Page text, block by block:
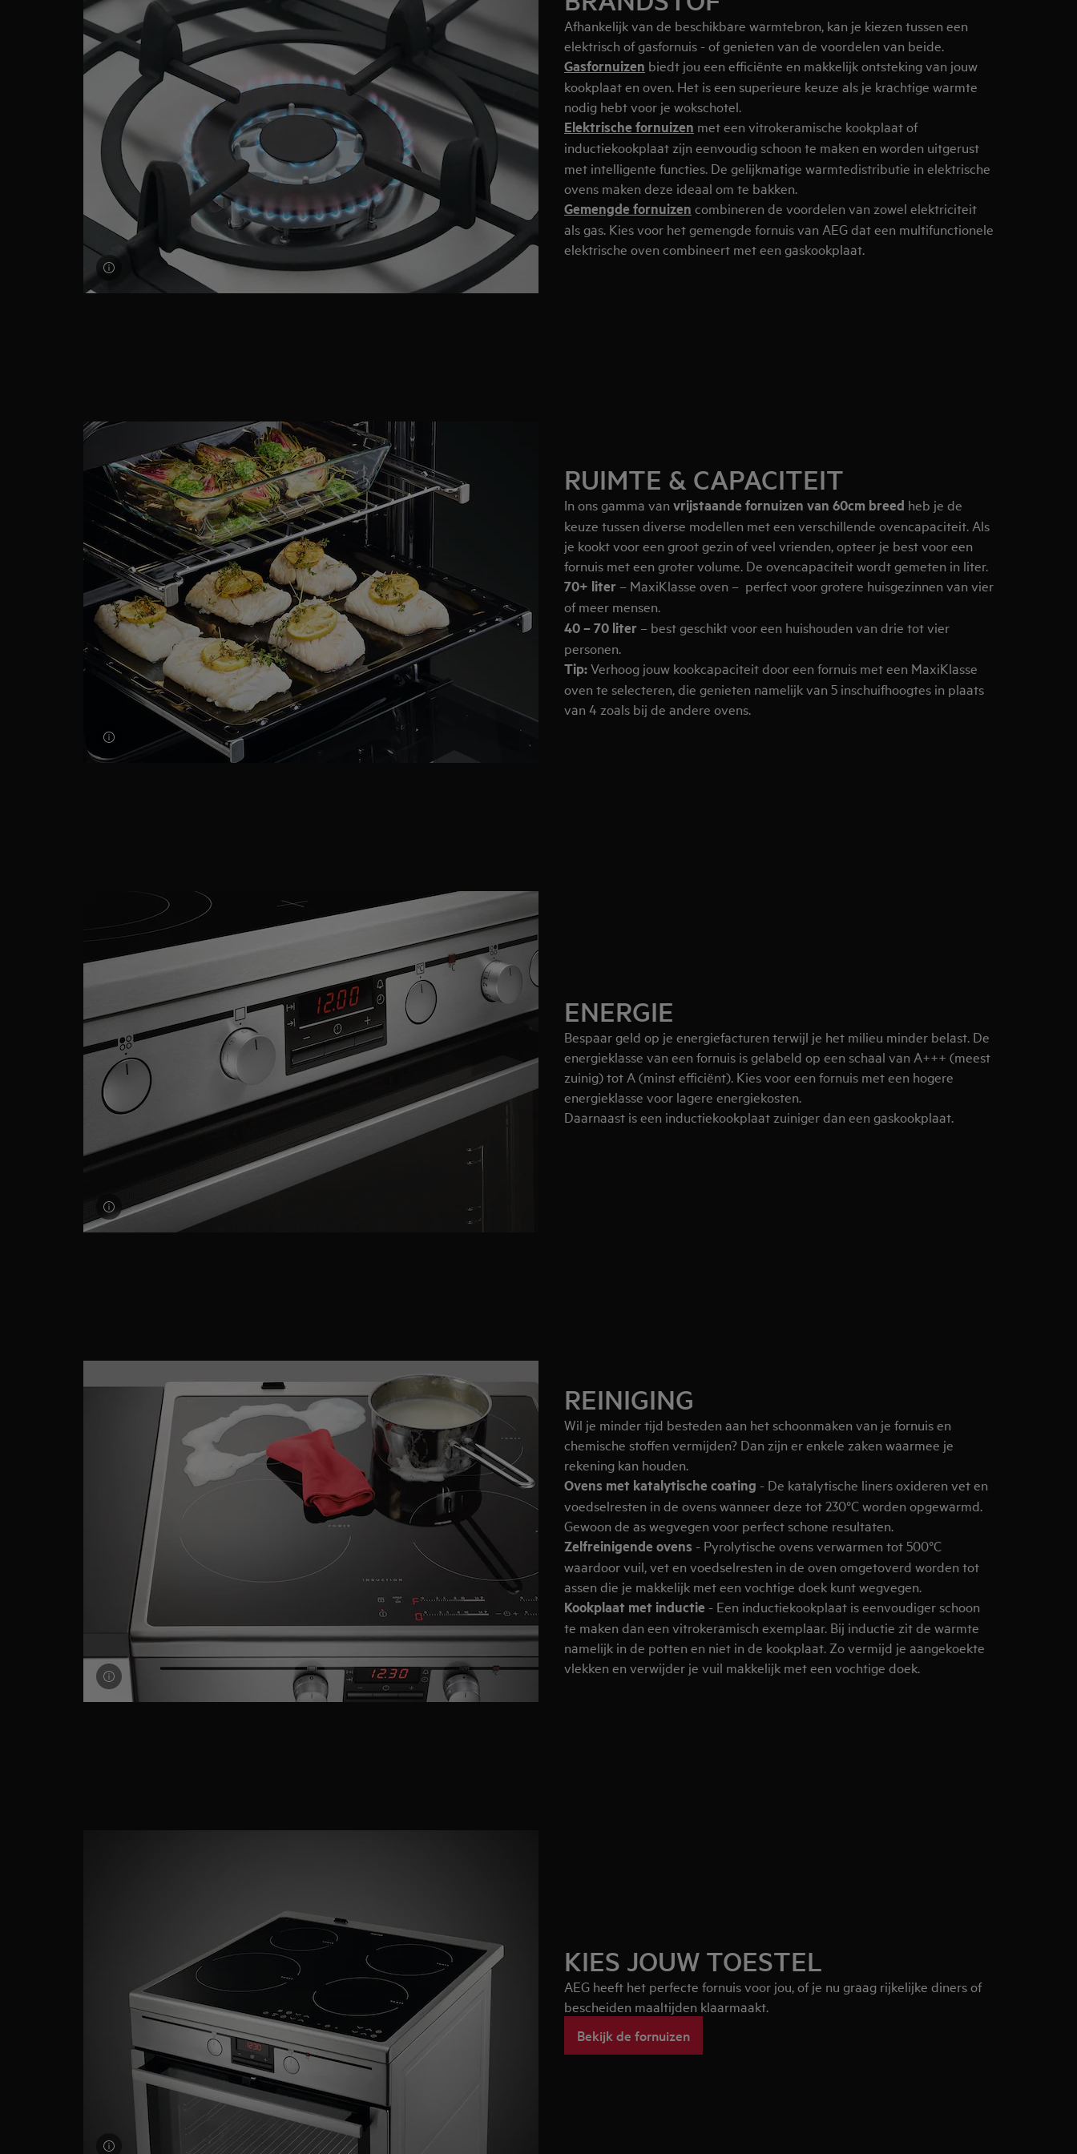
Afhankelijk van de beschikbare warmtebron, kan je kiezen tussen een
elektrisch of gasfornuis - of genieten van de voordelen van beide.
Gasfornuizen biedt jou een efficiënte en makkelijk ontsteking van jouw
kookplaat en oven. Het is een superieure keuze als je krachtige warmte
nodig hebt voor je wokschotel.
Elektrische fornuizen met een vitrokeramische kookplaat of
inductiekookplaatzijn eenvoudig schoon te maken en worden uitgerust
met intelligente functies. De gelijkmatige warmtedistributie in elektrische
ovens maken deze ideaal om te bakken.
Gemengde fornuizen combineren de voordelen van zowel elektriciteit
als gas. Kies voor het gemengde fornuis van AEG dat een multifunctionele
elektrische oven combineert met een gaskookplaat.
RUIMTE & CAPACITEIT
In ons gamma van vrijstaande fornuizen van 60cm breed heb je de
keuze tussen diverse modellen met een verschillende ovencapaciteit. Als
je kookt voor een groot gezin of veel vrienden, opteer je best voor een
fornuis met een groter volume. De ovencapaciteit wordt gemeten in liter.
70+ liter – MaxiKlasse oven – perfect voor grotere huisgezinnen van vier
of meer mensen.
40 – 70 liter – best geschikt voor een huishouden van drie tot vier
personen.
Tip:Verhoog jouw kookcapaciteit door een fornuis met een MaxiKlasse
oven te selecteren, die genieten namelijk van 5 inschuifhoogtes in plaats
van 4 zoals bij de andere ovens.
ENERGIE
Bespaar geld op je energiefacturen terwijl je het milieu minder belast. De
energieklasse van een fornuis is gelabeld op een schaal van A+++ (meest
zuinig) tot A (minst efficiënt). Kies voor een fornuis met een hogere
energieklasse voor lagere energiekosten.
Daarnaast is een inductiekookplaat zuiniger dan een gaskookplaat.
REINIGING
Wil je minder tijd besteden aan het schoonmaken van je fornuis en
chemische stoffen vermijden? Dan zijn er enkele zaken waarmee je
rekening kan houden.
Ovens met katalytische coating - De katalytische liners oxideren vet en
voedselresten in de ovens wanneer deze tot 230°C worden opgewarmd.
Gewoon de as wegvegen voor perfect schone resultaten.
Zelfreinigende ovens - Pyrolytische ovens verwarmen tot 500°C
waardoor vuil, vet en voedselresten in de oven omgetoverd worden tot
assen die je makkelijk met een vochtige doek kunt wegvegen.
Kookplaat met inductie- Een inductiekookplaat is eenvoudiger schoon
te maken dan een vitrokeramisch exemplaar. Bij inductie zit de warmte
namelijk in de potten en niet in de kookplaat. Zo vermijd je aangekoekte
vlekken en verwijder je vuil makkelijk met een vochtige doek.
KIES JOUW TOESTEL
AEG heeft het perfecte fornuis voor jou, of je nu graag rijkelijke diners of
bescheiden maaltijden klaarmaakt.
Bekijk de fornuizen